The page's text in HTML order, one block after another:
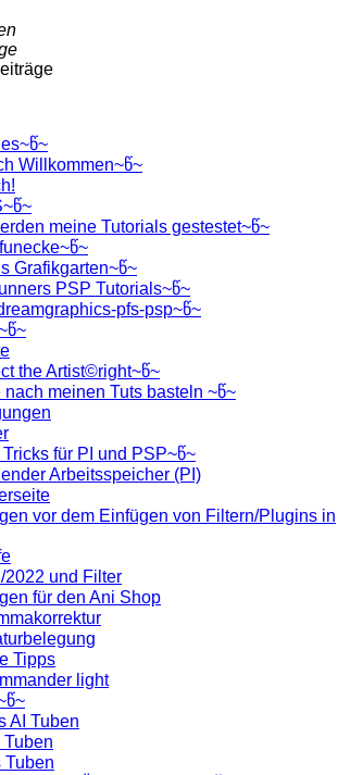
Willkommen~წ~
meine Tutorials gestestet~წ~
Grafikgarten~წ~
PSP Tutorials~წ~
pfs-psp~წ~
the Artist©right~წ~
nach meinen Tuts basteln ~წ~
für PI und PSP~წ~
Arbeitsspeicher (PI)
vor dem Einfügen von Filtern/Plugins in
und Filter
für den Ani Shop
Tipps
light
AI Tuben